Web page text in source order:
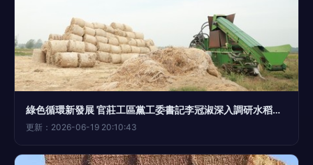
綠色循環新發展 官莊工區黨工委書記李冠淑深入調研水稻基地與秸稈綜合利用
更新：2026-06-19 20:10:43